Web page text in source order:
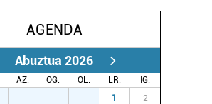
AGENDA
Abuztua 2026
AZ. OG. OL. LR.
IG.
1 2